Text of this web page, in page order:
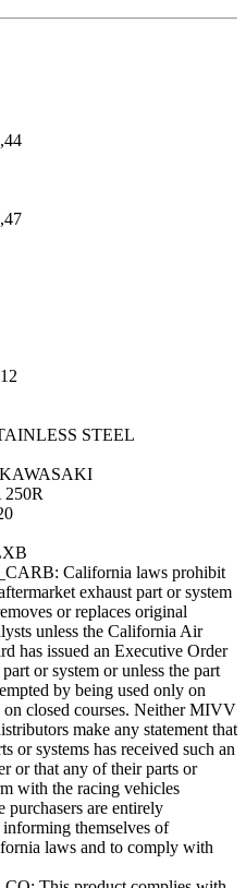
STEEL
KAWASAKI
250R
California laws prohibit
exhaust part or system
or replaces original
unless the California Air
has issued an Executive Order
or system or unless the part
by being used only on
on closed courses. Neither MIVV
make any statement that
or systems has received such an
or that any of their parts or
with the racing vehicles
purchasers are entirely
themselves of
laws and to comply with